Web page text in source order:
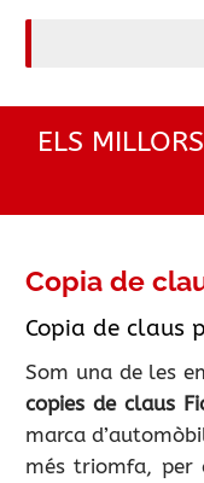
ELS
Copia de
Copia de claus
Som una de les
copies de claus
marca
més triomfa,